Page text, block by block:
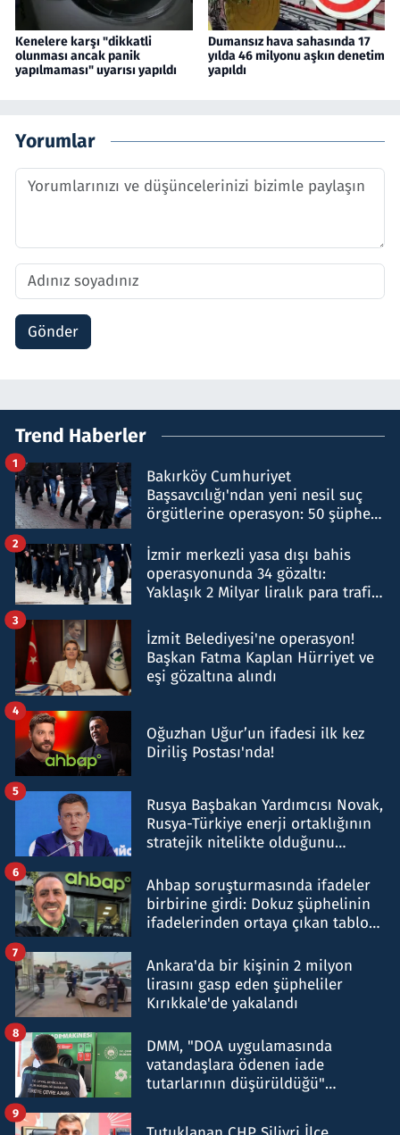
Kenelere karşı "dikkatli
olunması ancak panik
yapılmaması" uyarısı yapıldı
Dumansız hava sahasında 17
yılda 46 milyonu aşkın denetim
yapıldı
Yorumlar
Gönder
Trend Haberler
Bakırköy Cumhuriyet
Başsavcılığı'ndan yeni nesil suç
örgütlerine operasyon: 50 şüpheli
1
İzmir merkezli yasa dışı bahis
operasyonunda 34 gözaltı:
Yaklaşık 2 Milyar liralık para trafiği
2
İzmit Belediyesi'ne operasyon!
Başkan Fatma Kaplan Hürriyet ve
eşi gözaltına alındı
3
Oğuzhan Uğur’un ifadesi ilk kez
Diriliş Postası'nda!
4
Rusya Başbakan Yardımcısı Novak,
Rusya-Türkiye enerji ortaklığının
stratejik nitelikte olduğunu
5
Ahbap soruşturmasında ifadeler
birbirine girdi: Dokuz şüphelinin
ifadelerinden ortaya çıkan tablo
6
Ankara'da bir kişinin 2 milyon
lirasını gasp eden şüpheliler
Kırıkkale'de yakalandı
7
DMM, "DOA uygulamasında
vatandaşlara ödenen iade
tutarlarının düşürüldüğü"
8
9